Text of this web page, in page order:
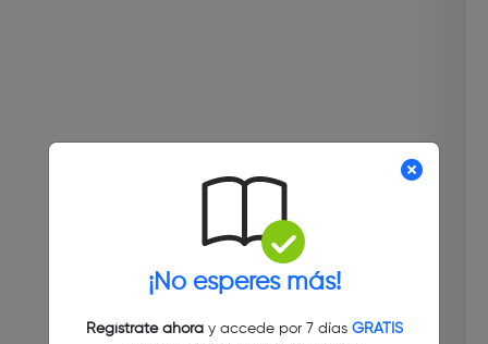
¡No esperes más!
Regístrate ahoray accede por 7 días GRATIS